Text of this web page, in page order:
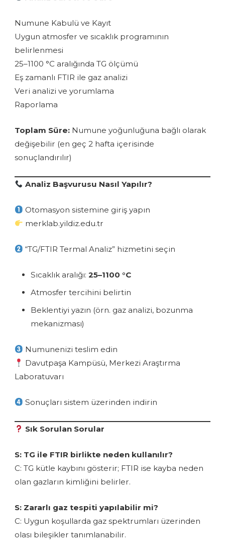
Numune Kabulü ve Kayıt
Uygun atmosfer ve sıcaklık programının
belirlenmesi
25–1100 °C aralığında TG ölçümü
Eş zamanlı FTIR ile gaz analizi
Veri analizi ve yorumlama
Raporlama
Toplam Süre: Numune yoğunluğuna bağlı olarak
değişebilir (en geç 2 hafta içerisinde
sonuçlandırılır)
Analiz Başvurusu Nasıl Yapılır?
Otomasyon sistemine giriş yapın
merklab.yildiz.edu.tr
“TG/FTIR Termal Analiz” hizmetini seçin
Sıcaklık aralığı:25–1100 °C
Atmosfer tercihini belirtin
Beklentiyi yazın (örn. gaz analizi, bozunma
mekanizması)
Numunenizi teslim edin
Davutpaşa Kampüsü, Merkezi Araştırma
Laboratuvarı
Sonuçları sistem üzerinden indirin
Sık Sorulan Sorular
S: TG ile FTIR birlikte neden kullanılır?
C: TG kütle kaybını gösterir; FTIR ise kayba neden
olan gazların kimliğini belirler.
S: Zararlı gaz tespiti yapılabilir mi?
C: Uygun koşullarda gaz spektrumları üzerinden
olası bileşikler tanımlanabilir.